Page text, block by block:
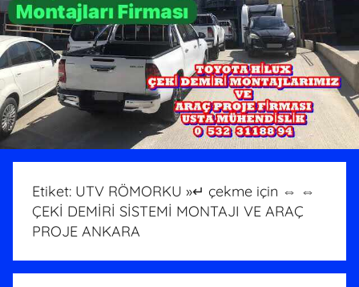
Etiket: UTV RÖMORKU »↵ çekme için ⇔ ⇔
ÇEKİ DEMİRİ SİSTEMİ MONTAJI VE ARAÇ
PROJE ANKARA